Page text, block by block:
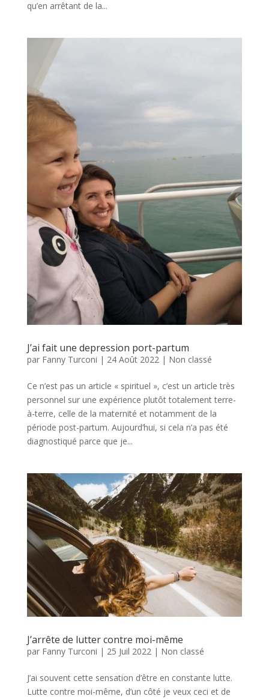
qu’en arrêtant de la...
J’ai fait une depression port-partum
par Fanny Turconi | 24 Août 2022| Non classé
Ce n’est pas un article « spirituel », c’est un article très
personnel sur une expérience plutôt totalement terre-
à-terre, celle de la maternité et notamment de la
période post-partum. Aujourd’hui, si cela n’a pas été
diagnostiqué parce que je...
J’arrête de lutter contre moi-même
par Fanny Turconi | 25 Juil 2022| Non classé
J’ai souvent cette sensation d’être en constante lutte.
Lutte contre moi-même, d’un côté je veux ceci et de